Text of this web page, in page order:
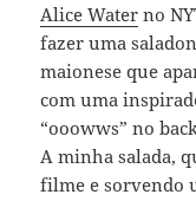
Alice Water no
fazer uma
maionese que
com uma
“ooowws” no
A minha salada,
filme e sorvendo